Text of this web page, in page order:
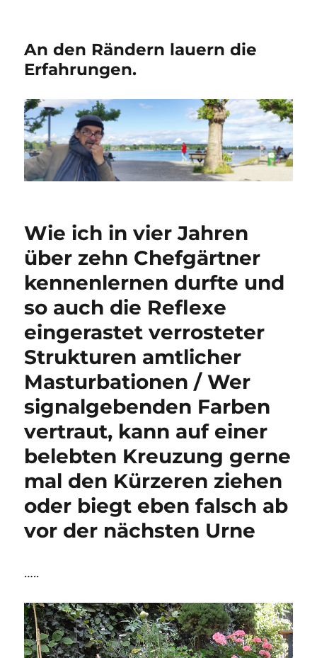
An den Rändern lauern die
Erfahrungen.
Wie ich in vier Jahren
über zehn Chefgärtner
kennenlernen durfte und
so auch die Reflexe
eingerastet verrosteter
Strukturen amtlicher
Masturbationen / Wer
signalgebenden Farben
vertraut, kann auf einer
belebten Kreuzung gerne
mal den Kürzeren ziehen
oder biegt eben falsch ab
vor der nächsten Urne
…..